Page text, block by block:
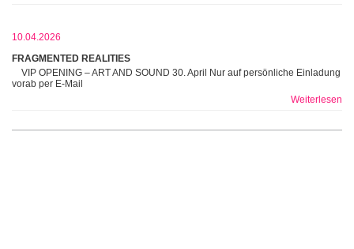
10.04.2026
FRAGMENTED REALITIES
VIP OPENING – ART AND SOUND 30. April Nur auf persönliche Einladung
vorab per E-Mail
Weiterlesen